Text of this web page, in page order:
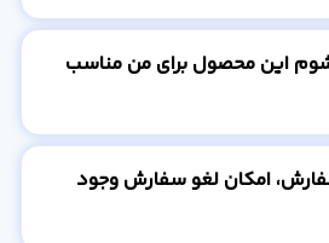
این محصول برای من مناسب
امکان لغو سفارش وجود